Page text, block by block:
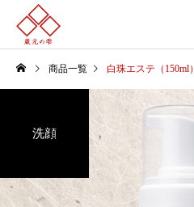
商品一覧 白珠エステ（150ml）
洗顔